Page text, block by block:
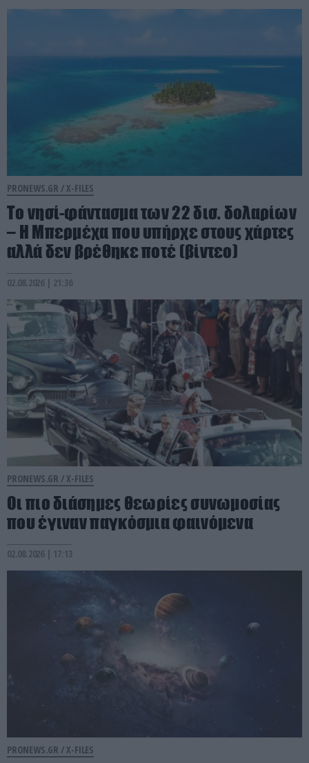
PRONEWS.GR /X-FILES
Το νησί-φάντασμα των 22 δισ. δολαρίων
– Η Μπερμέχα που υπήρχε στους χάρτες
αλλά δεν βρέθηκε ποτέ (βίντεο)
02.08.2026 | 21:36
PRONEWS.GR /X-FILES
Οι πιο διάσημες θεωρίες συνωμοσίας
που έγιναν παγκόσμια φαινόμενα
02.08.2026 | 17:13
PRONEWS.GR /X-FILES